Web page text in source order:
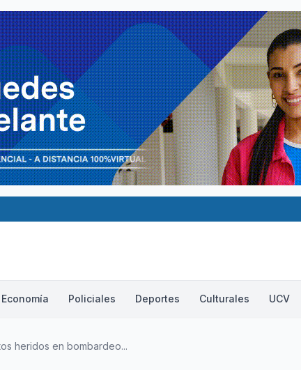
Economía Policiales Deportes Culturales UCV
heridos en bombardeo...